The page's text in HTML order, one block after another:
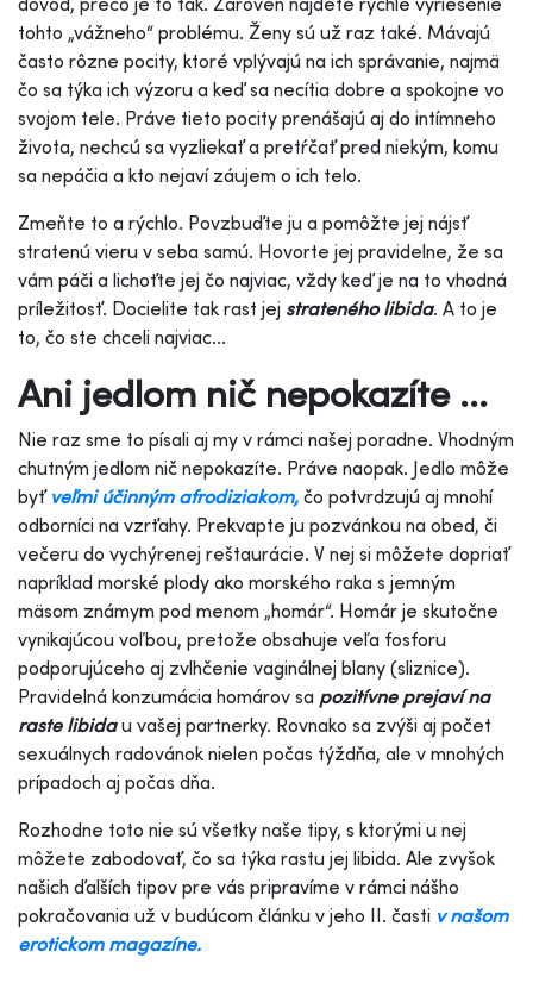
tohto „vážneho“ problému. Ženy sú už raz také. Mávajú
často rôzne pocity, ktoré vplývajú na ich správanie, najmä
čo sa týka ich výzoru a keď sa necítia dobre a spokojne vo
svojom tele. Práve tieto pocity prenášajú aj do intímneho
života, nechcú sa vyzliekať a pretŕčať pred niekým, komu
sa nepáčia a kto nejaví záujem o ich telo.
Zmeňte to a rýchlo. Povzbuďte ju a pomôžte jej nájsť
stratenú vieru v seba samú. Hovorte jej pravidelne, že sa
vám páči a lichoťte jej čo najviac, vždy keď je na to vhodná
príležitosť. Docielite tak rast jej strateného libida. A to je
to, čo ste chceli najviac...
Ani jedlom nič nepokazíte ...
Nie raz sme to písali aj my v rámci našej poradne. Vhodným
chutným jedlom nič nepokazíte. Práve naopak. Jedlo môže
byť veľmi účinným afrodiziakom, čo potvrdzujú aj mnohí
odborníci na vzrťahy. Prekvapte ju pozvánkou na obed, či
večeru do vychýrenej reštaurácie. V nej si môžete dopriať
napríklad morské plody ako morského raka s jemným
mäsom známym pod menom „homár“. Homár je skutočne
vynikajúcou voľbou, pretože obsahuje veľa fosforu
podporujúceho aj zvlhčenie vaginálnej blany (sliznice).
Pravidelná konzumácia homárov sa pozitívne prejaví na
raste libidau vašej partnerky. Rovnako sa zvýši aj počet
sexuálnych radovánok nielen počas týždňa, ale v mnohých
prípadoch aj počas dňa.
Rozhodne toto nie sú všetky naše tipy, s ktorými u nej
môžete zabodovať, čo sa týka rastu jej libida. Ale zvyšok
našich ďalších tipov pre vás pripravíme v rámci nášho
pokračovania už v budúcom článku v jeho II. časti v našom
erotickom magazíne.